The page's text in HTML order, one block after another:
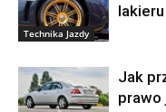
Technika Jazdy
Jak
prawo